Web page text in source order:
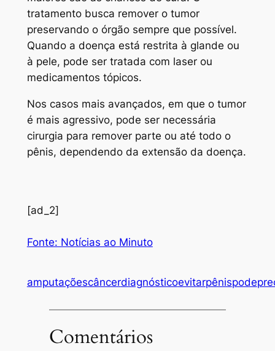
tratamento busca remover o tumor
preservando o órgão sempre que possível.
Quando a doença está restrita à glande ou
à pele, pode ser tratada com laser ou
medicamentos tópicos.
Nos casos mais avançados, em que o tumor
é mais agressivo, pode ser necessária
cirurgia para remover parte ou até todo o
pênis, dependendo da extensão da doença.
[ad_2]
Fonte: Notícias ao Minuto
amputaçõescâncerdiagnósticoevitarpênispode
Comentários